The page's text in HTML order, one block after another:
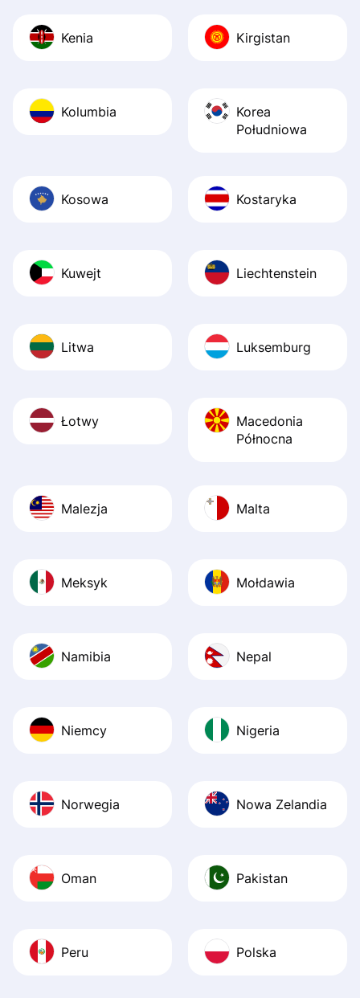
Kenia Kirgistan
Kolumbia
Korea
Południowa
Kosowa Kostaryka
Kuwejt Liechtenstein
Litwa Luksemburg
Łotwy
Macedonia
Północna
Malezja Malta
Meksyk Mołdawia
Namibia Nepal
Niemcy Nigeria
Norwegia Nowa Zelandia
Oman Pakistan
Peru Polska